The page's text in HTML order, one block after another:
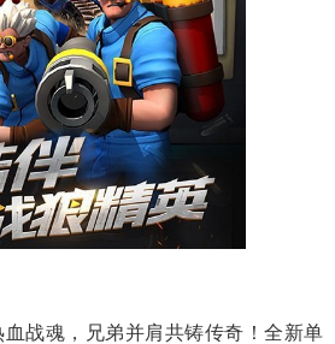
战魂，兄弟并肩共铸传奇！全新单